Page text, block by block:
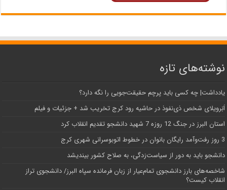
نوشته‌های تازه
یادداشت| ‌چه کسی باید پرچم حقیقت‌جویی را نگه دارد؟
اَبَر‌ویلای شخص ذی‌نفوذ در حاشیه‌ رود کرج تخریب شد + جزئیات و فیلم
استان البرز در جنگ 12 روزه 7 شهید دانشجو تقدیم انقلاب کرد
3 روز رفت‌وآمد رایگان بانوان در خطوط اتوبوسرانی شهری کرج
دانشجو باید به دور از سیاست‌زدگی، به صلاح کشور بیندیشد
شاخصه‌های بارز دانشجوی تمام‌عیار از زبان فرمانده سپاه البرز/ دانشجوی تراز
انقلاب کیست؟